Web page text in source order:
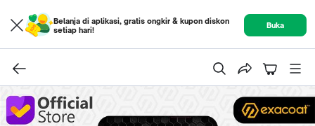
Belanja di aplikasi, gratis ongkir & kupon diskon
setiap hari!
Buka